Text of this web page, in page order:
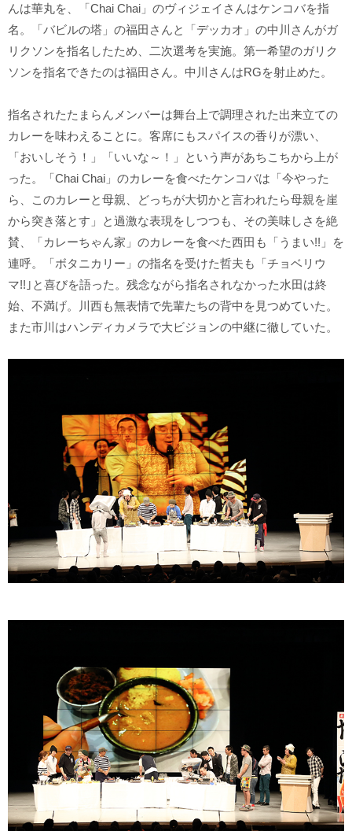
んは華丸を、「Chai Chai」のヴィジェイさんはケンコバを指
名。「バビルの塔」の福田さんと「デッカオ」の中川さんがガ
リクソンを指名したため、二次選考を実施。第一希望のガリク
ソンを指名できたのは福田さん。中川さんはRGを射止めた。
指名されたたまらんメンバーは舞台上で調理された出来立ての
カレーを味わえることに。客席にもスパイスの香りが漂い、
「おいしそう！」「いいな～！」という声があちこちから上が
った。「Chai Chai」のカレーを食べたケンコバは「今やった
ら、このカレーと母親、どっちが大切かと言われたら母親を崖
から突き落とす」と過激な表現をしつつも、その美味しさを絶
賛、「カレーちゃん家」のカレーを食べた西田も「うまい!!」を
連呼。「ボタニカリー」の指名を受けた哲夫も「チョベリウ
マ!!｣と喜びを語った。残念ながら指名されなかった水田は終
始、不満げ。川西も無表情で先輩たちの背中を見つめていた。
また市川はハンディカメラで大ビジョンの中継に徹していた。